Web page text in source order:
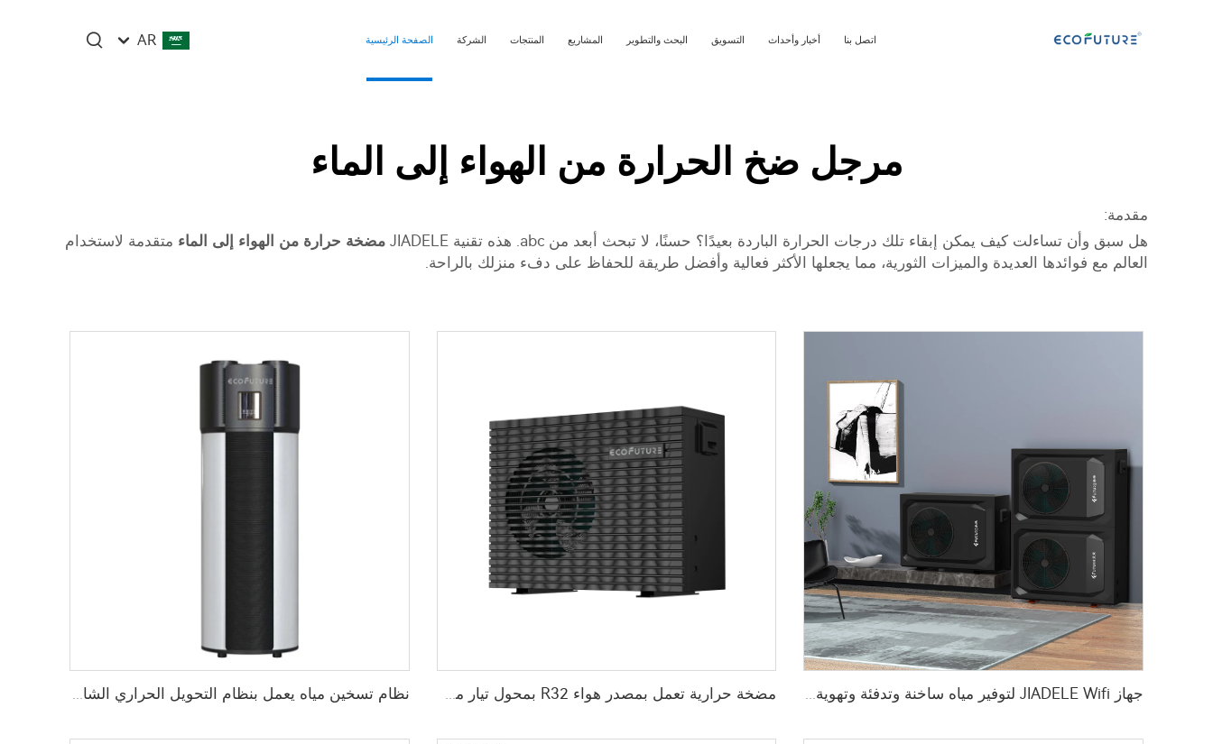
الصفحة الرئيسية الشركة المنتجات المشاريع البحث والتطوير التسويق أخبار وأحداث اتصل بنا AR
مرجل ضخ الحرارة من الهواء إلى الماء
مقدمة:
هل سبق وأن تساءلت كيف يمكن إبقاء تلك درجات الحرارة الباردة بعيدًا؟ حسنًا، لا تبحث أبعد من abc. هذه تقنية JIADELE
مضخة حرارة من الهواء إلى الماء متقدمة لاستخدام
العالم مع فوائدها العديدة والميزات الثورية، مما يجعلها الأكثر فعالية وأفضل طريقة للحفاظ على دفء منزلك بالراحة.
مضخة حرارية تعمل بمصدر هواء R32 بمحول تيار مستمر كهربائي